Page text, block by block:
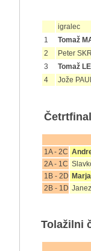
igralec
1
Tomaž
2
Peter
3
Tomaž
4
Jože
1A - 2C
2A - 1C
1B - 2D
2B - 1D
Tolažilni